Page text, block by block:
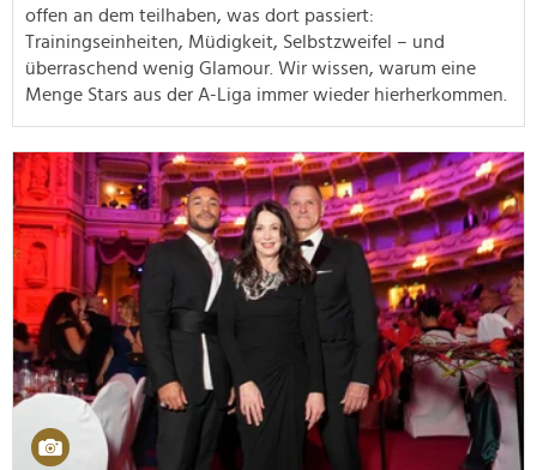
offen an dem teilhaben, was dort passiert:
Trainingseinheiten, Müdigkeit, Selbstzweifel – und
überraschend wenig Glamour. Wir wissen, warum eine
Menge Stars aus der A-Liga immer wieder hierherkommen.